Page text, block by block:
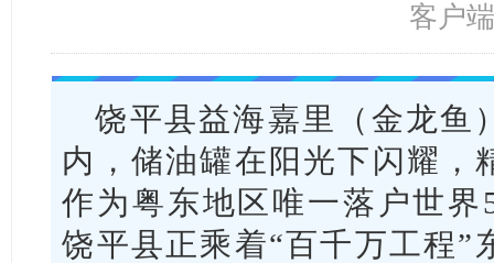
客户端
饶平县益海嘉里（金龙鱼
内，储油罐在阳光下闪耀
作为粤东地区唯一落户世
饶平县正乘着“百千万工程”